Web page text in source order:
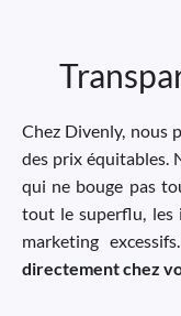
Chez Divenly, nous
des prix équitables.
qui ne bouge pas
tout le superflu, les
marketing excessifs.
directement chez